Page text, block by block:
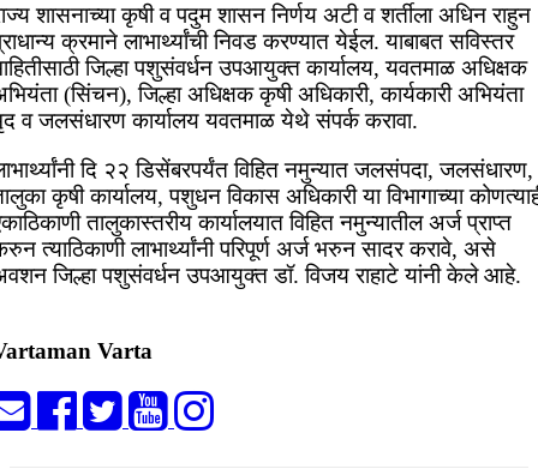
शासनाच्या कृषी व पदुम शासन निर्णय अटी व शर्तीला अधिन राहुन
क्रमाने लाभार्थ्यांची निवड करण्यात येईल. याबाबत सविस्तर
जिल्हा पशुसंवर्धन उपआयुक्त कार्यालय, यवतमाळ अधिक्षक
(सिंचन), जिल्हा अधिक्षक कृषी अधिकारी, कार्यकारी अभियंता
व जलसंधारण कार्यालय यवतमाळ येथे संपर्क करावा.
दि २२ डिसेंबरपर्यंत विहित नमुन्यात जलसंपदा, जलसंधारण,
कृषी कार्यालय, पशुधन विकास अधिकारी या विभागाच्या
तालुकास्तरीय कार्यालयात विहित नमुन्यातील अर्ज प्राप्त
त्याठिकाणी लाभार्थ्यांनी परिपूर्ण अर्ज भरुन सादर करावे, असे
जिल्हा पशुसंवर्धन उपआयुक्त डॉ. विजय राहाटे यांनी केले आहे.
Varta